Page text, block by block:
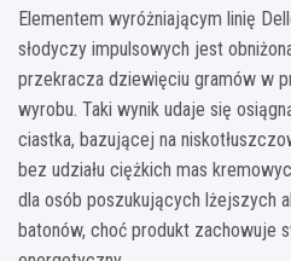
Elementem wyróżniającym linię
słodyczy impulsowych jest
przekracza dziewięciu gramów w
wyrobu. Taki wynik udaje się
ciastka, bazującej na
bez udziału ciężkich mas
dla osób poszukujących lżejszych
batonów, choć produkt zachowuje